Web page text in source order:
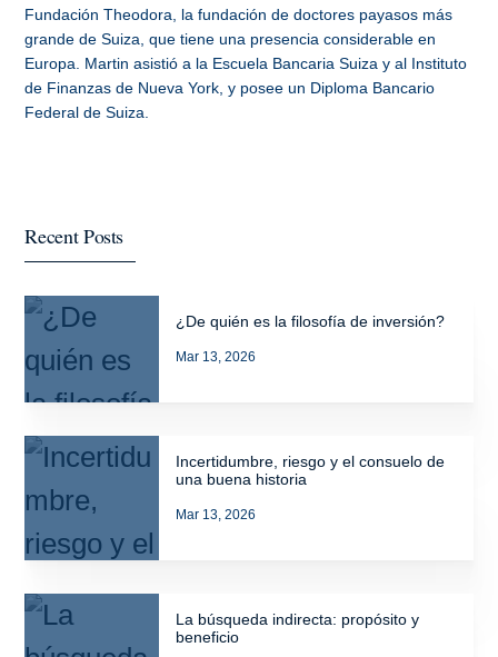
Fundación Theodora, la fundación de doctores payasos más
grande de Suiza, que tiene una presencia considerable en
Europa. Martin asistió a la Escuela Bancaria Suiza y al Instituto
de Finanzas de Nueva York, y posee un Diploma Bancario
Federal de Suiza.
Recent Posts
¿De quién es la filosofía de inversión?
Mar 13, 2026
Incertidumbre, riesgo y el consuelo de
una buena historia
Mar 13, 2026
La búsqueda indirecta: propósito y
beneficio